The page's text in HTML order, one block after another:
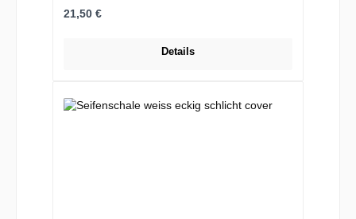
Regulärer Preis:
21,50 €
Details